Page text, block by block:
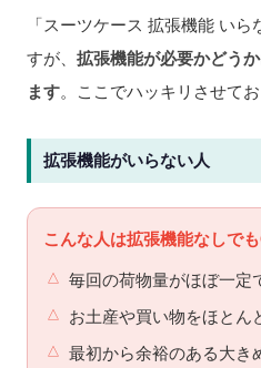
「スーツケース 拡張機能 い
すが、 拡張機能が必要かどう
ます。ここでハッキリさせてお
拡張機能がいらない人
こんな人は拡張機能なしで
毎回の荷物量がほぼ一定
お土産や買い物をほとん
最初から余裕のある大き